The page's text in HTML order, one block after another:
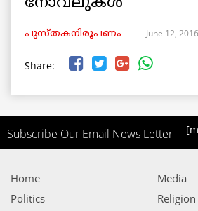
പുസ്തകനിരൂപണം June 12, 2016
Share:
Subscribe Our Email News Letter
Home
Politics
Media
Religion